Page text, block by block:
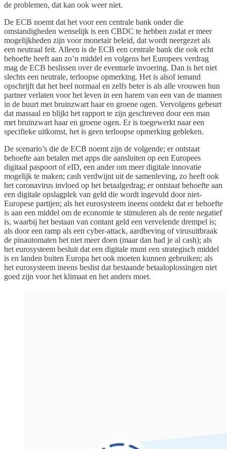
de problemen, dat kan ook weer niet.
De ECB noemt dat het voor een centrale bank onder die
omstandigheden wenselijk is een CBDC te hebben zodat er meer
mogelijkheden zijn voor monetair beleid, dat wordt neergezet als
een neutraal feit. Alleen is de ECB een centrale bank die ook echt
behoefte heeft aan zo’n middel en volgens het Europees verdrag
mag de ECB beslissen over de eventuele invoering. Dan is het niet
slechts een neutrale, terloopse opmerking. Het is alsof iemand
opschrijft dat het heel normaal en zelfs beter is als alle vrouwen hun
partner verlaten voor het leven in een harem van een van de mannen
in de buurt met bruinzwart haar en groene ogen. Vervolgens gebeurt
dat massaal en blijkt het rapport te zijn geschreven door een man
met bruinzwart haar en groene ogen. Er is toegewerkt naar een
specifieke uitkomst, het is geen terloopse opmerking gebleken.
De scenario’s die de ECB noemt zijn de volgende; er ontstaat
behoefte aan betalen met apps die aansluiten op een Europees
digitaal paspoort of eID, een ander om meer digitale innovatie
mogelijk te maken; cash verdwijnt uit de samenleving, zo heeft ook
het coronavirus invloed op het betaalgedrag; er ontstaat behoefte aan
een digitale opslagplek van geld die wordt ingevuld door niet-
Europese partijen; als het eurosysteem ineens ontdekt dat er behoefte
is aan een middel om de economie te stimuleren als de rente negatief
is, waarbij het bestaan van contant geld een vervelende drempel is;
als door een ramp als een cyber-attack, aardbeving of virusuitbraak
de pinautomaten het niet meer doen (maar dan had je al cash); als
het eurosysteem besluit dat een digitale munt een strategisch middel
is en landen buiten Europa het ook moeten kunnen gebruiken; als
het eurosysteem ineens beslist dat bestaande betaaloplossingen niet
goed zijn voor het klimaat en het anders moet.